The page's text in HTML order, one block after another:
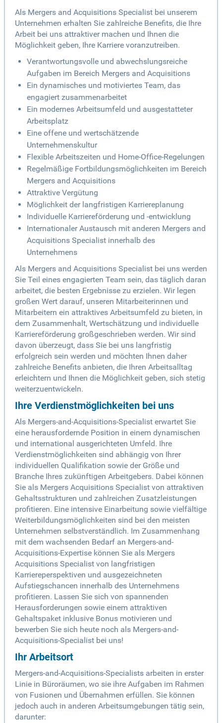
Als Mergers and Acquisitions Specialist bei unserem
Unternehmen erhalten Sie zahlreiche Benefits, die Ihre
Arbeit bei uns attraktiver machen und Ihnen die
Möglichkeit geben, Ihre Karriere voranzutreiben.
Verantwortungsvolle und abwechslungsreiche
Aufgaben im Bereich Mergers and Acquisitions
Ein dynamisches und motiviertes Team, das
engagiert zusammenarbeitet
Ein modernes Arbeitsumfeld und ausgestatteter
Arbeitsplatz
Eine offene und wertschätzende
Unternehmenskultur
Flexible Arbeitszeiten und Home-Office-Regelungen
Regelmäßige Fortbildungsmöglichkeiten im Bereich
Mergers and Acquisitions
Attraktive Vergütung
Möglichkeit der langfristigen Karriereplanung
Individuelle Karriereförderung und -entwicklung
Internationaler Austausch mit anderen Mergers and
Acquisitions Specialist innerhalb des
Unternehmens
Als Mergers and Acquisitions Specialist bei uns werden
Sie Teil eines engagierten Team sein, das täglich daran
arbeitet, die besten Ergebnisse zu erzielen. Wir legen
großen Wert darauf, unseren Mitarbeiterinnen und
Mitarbeitern ein attraktives Arbeitsumfeld zu bieten, in
dem Zusammenhalt, Wertschätzung und individuelle
Karriereförderung großgeschrieben werden. Wir sind
davon überzeugt, dass Sie bei uns langfristig
erfolgreich sein werden und möchten Ihnen daher
zahlreiche Benefits anbieten, die Ihren Arbeitsalltag
erleichtern und Ihnen die Möglichkeit geben, sich stetig
weiterzuentwickeln.
Ihre Verdienstmöglichkeiten bei uns
Als Mergers-and-Acquisitions-Specialist erwartet Sie
eine herausfordernde Position in einem dynamischen
und international ausgerichteten Umfeld. Ihre
Verdienstmöglichkeiten sind abhängig von Ihrer
individuellen Qualifikation sowie der Größe und
Branche Ihres zukünftigen Arbeitgebers. Dabei können
Sie als Mergers Acquisitions Specialist von attraktiven
Gehaltsstrukturen und zahlreichen Zusatzleistungen
profitieren. Eine intensive Einarbeitung sowie vielfältige
Weiterbildungsmöglichkeiten sind bei den meisten
Unternehmen selbstverständlich. Im Zusammenhang
mit dem wachsenden Bedarf an Mergers-and-
Acquisitions-Expertise können Sie als Mergers
Acquisitions Specialist von langfristigen
Karriereperspektiven und ausgezeichneten
Aufstiegschancen innerhalb des Unternehmens
profitieren. Lassen Sie sich von spannenden
Herausforderungen sowie einem attraktiven
Gehaltspaket inklusive Bonus motivieren und
bewerben Sie sich heute noch als Mergers-and-
Acquisitions-Specialist bei uns!
Ihr Arbeitsort
Mergers-and-Acquisitions-Specialists arbeiten in erster
Linie in Büroräumen, wo sie ihre Aufgaben im Rahmen
von Fusionen und Übernahmen erfüllen. Sie können
jedoch auch in anderen Arbeitsumgebungen tätig sein,
darunter: